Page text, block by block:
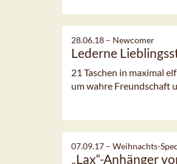
28.06.18 – Newcomer
Lederne
21 Taschen in maximal
um wahre Freundschaft
07.09.17 – Weihnachts-
„Lax“-Anhänger